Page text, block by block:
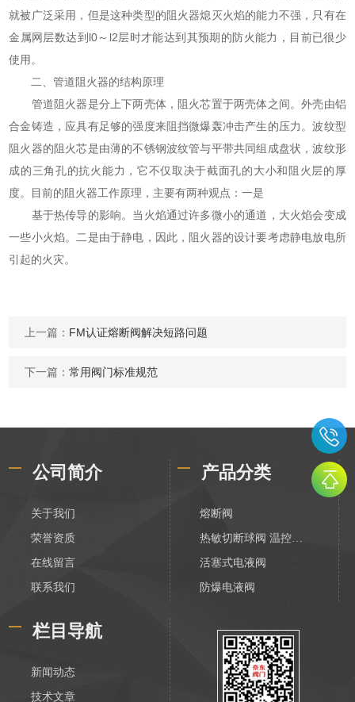
就被广泛采用，但是这种类型的阻火器熄灭火焰的能力不强，只有在
金属网层数达到l0～l2层时才能达到其预期的防火能力，目前已很少
使用。
二、管道阻火器的结构原理
管道阻火器是分上下两壳体，阻火芯置于两壳体之间。外壳由铝
合金铸造，应具有足够的强度来阻挡微爆轰冲击产生的压力。波纹型
阻火器的阻火芯是由薄的不锈钢波纹管与平带共同组成盘状，波纹形
成的三角孔的抗火能力，它不仅取决于截面孔的大小和阻火层的厚
度。目前的阻火器工作原理，主要有两种观点：一是
基于热传导的影响。当火焰通过许多微小的通道，大火焰会变成
一些小火焰。二是由于静电，因此，阻火器的设计要考虑静电放电所
引起的火灾。
上一篇： FM认证熔断阀解决短路问题
下一篇：常用阀门标准规范
公司简介
关于我们
荣誉资质
在线留言
联系我们
产品分类
熔断阀
热敏切断球阀 温控切断阀
活塞式电液阀
防爆电液阀
装车数字控制阀
不锈钢活塞式电液阀
V788活塞式电液阀
栏目导航
新闻动态
技术文章